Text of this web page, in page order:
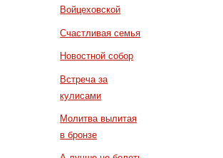
Войцеховской
Счастливая семья
Новостной собор
Встреча за
кулисами
Молитва вылитая
в бронзе